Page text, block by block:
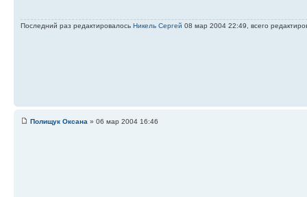
Последний раз редактировалось Никель Сергей 08 мар 2004 22:49, всего
Полищук Оксана » 06 мар 2004 16:46